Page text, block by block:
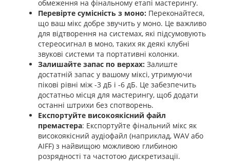
обмеження на фінальному етапі мастерингу.
Перевірте сумісність з моно: Переконайтеся,
що ваш мікс добре звучить у моно. Це важливо
для відтворення на системах, які підсумовують
стереосигнал в моно, таких як деякі клубні
звукові системи та портативні колонки.
Залишайте запас по верхах: Залиште
достатній запас у вашому міксі, утримуючи
пікові рівні між -3 дБ і -6 дБ. Це забезпечить
достатньо місця для мастерингу, щоб додати
останні штрихи без спотворень.
Експортуйте високоякісний файл
премастера: Експортуйте фінальний мікс як
високоякісний аудіофайл (наприклад, WAV або
AIFF) з найвищою можливою глибиною
розрядності та частотою дискретизації.